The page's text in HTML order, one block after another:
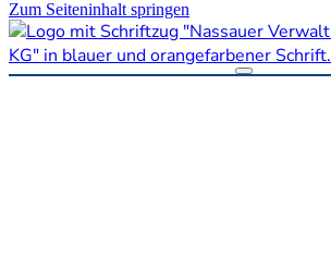
Zum Seiteninhalt springen